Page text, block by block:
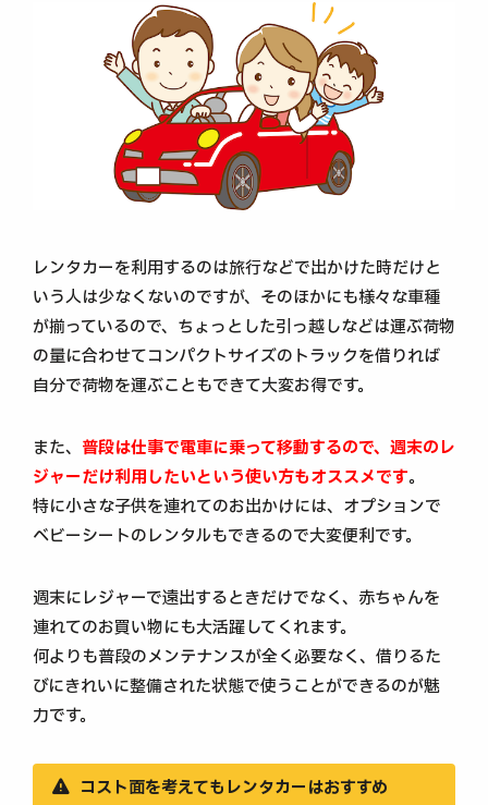
レンタカーを利用するのは旅行などで出かけた時だけと
いう人は少なくないのですが、そのほかにも様々な車種
が揃っているので、ちょっとした引っ越しなどは運ぶ荷物
の量に合わせてコンパクトサイズのトラックを借りれば
自分で荷物を運ぶこともできて大変お得です。
また、 普段は仕事で電車に乗って移動するので、週末のレ
ジャーだけ利用したいという使い方もオススメです。
特に小さな子供を連れてのお出かけには、オプションで
ベビーシートのレンタルもできるので大変便利です。
週末にレジャーで遠出するときだけでなく、赤ちゃんを
連れてのお買い物にも大活躍してくれます。
何よりも普段のメンテナンスが全く必要なく、借りるた
びにきれいに整備された状態で使うことができるのが魅
力です。
コスト面を考えてもレンタカーはおすすめ